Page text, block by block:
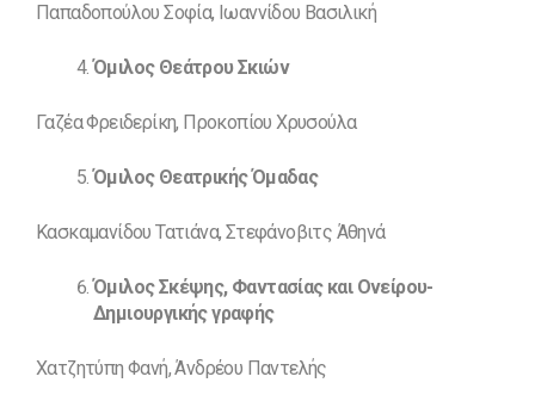
Παπαδοπούλου Σοφία, Ιωαννίδου Βασιλική
Όμιλος Θεάτρου Σκιών
Γαζέα Φρειδερίκη, Προκοπίου Χρυσούλα
Όμιλος Θεατρικής Όμαδας
Κασκαμανίδου Τατιάνα, Στεφάνοβιτς Άθηνά
Όμιλος Σκέψης, Φαντασίας και Ονείρου-
Δημιουργικής γραφής
Χατζητύπη Φανή, Άνδρέου Παντελής